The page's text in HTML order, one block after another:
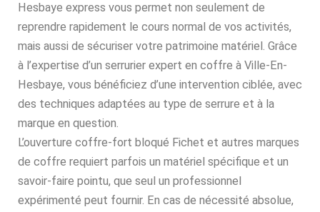
Hesbaye express vous permet non seulement de
reprendre rapidement le cours normal de vos activités,
mais aussi de sécuriser votre patrimoine matériel. Grâce
à l’expertise d’un serrurier expert en coffre à Ville-En-
Hesbaye, vous bénéficiez d’une intervention ciblée, avec
des techniques adaptées au type de serrure et à la
marque en question.
L’ouverture coffre-fort bloqué Fichet et autres marques
de coffre requiert parfois un matériel spécifique et un
savoir-faire pointu, que seul un professionnel
expérimenté peut fournir. En cas de nécessité absolue,